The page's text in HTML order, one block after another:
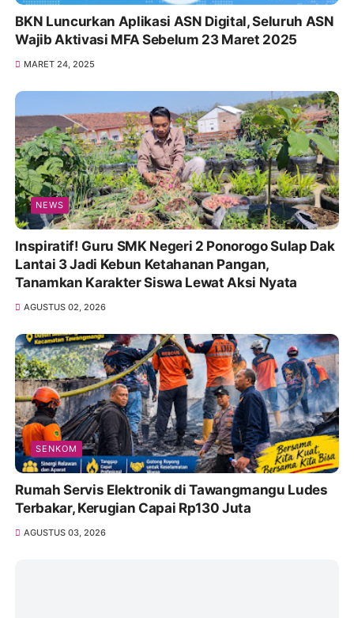
BKN Luncurkan Aplikasi ASN Digital, Seluruh ASN
Wajib Aktivasi MFA Sebelum 23 Maret 2025
MARET 24, 2025
NEWS
Inspiratif! Guru SMK Negeri 2 Ponorogo Sulap Dak
Lantai 3 Jadi Kebun Ketahanan Pangan,
Tanamkan Karakter Siswa Lewat Aksi Nyata
AGUSTUS 02, 2026
SENKOM
Rumah Servis Elektronik di Tawangmangu Ludes
Terbakar, Kerugian Capai Rp130 Juta
AGUSTUS 03, 2026